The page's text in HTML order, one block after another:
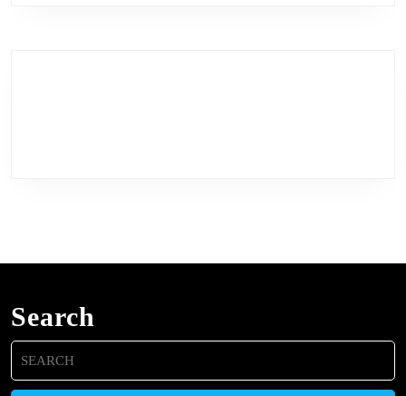
Search
Search
for: